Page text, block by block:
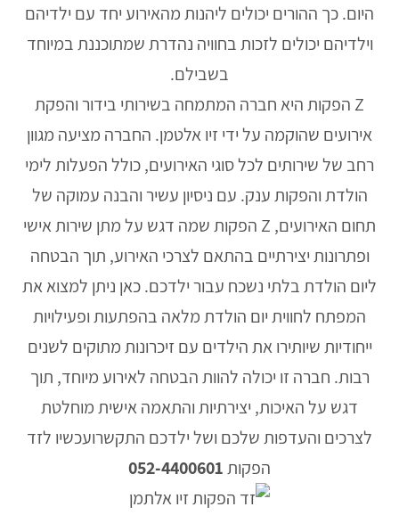
היום. כך ההורים יכולים ליהנות מהאירוע יחד עם ילדיהם
וילדיהם יכולים לזכות בחוויה נהדרת שמתוכננת במיוחד
בשבילם.
Z הפקות היא חברה המתמחה בשירותי בידור והפקת
אירועים שהוקמה על ידי זיו אלטמן. החברה מציעה מגוון
רחב של שירותים לכל סוגי האירועים, כולל הפעלות לימי
הולדת והפקות ענק. עם ניסיון עשיר והבנה עמוקה של
תחום האירועים, Z הפקות שמה דגש על מתן שירות אישי
ופתרונות יצירתיים בהתאם לצרכי האירוע, תוך הבטחה
ליום הולדת בלתי נשכח עבור ילדכם. כאן ניתן למצוא את
המפתח לחווית יום הולדת מלאה בהפתעות ופעילויות
ייחודיות שיותירו את הילדים עם זיכרונות מתוקים לשנים
רבות. חברה זו יכולה להוות הבטחה לאירוע מיוחד, תוך
דגש על האיכות, יצירתיות והתאמה אישית מוחלטת
לצרכים והעדפות שלכם ושל ילדכם התקשרועכשיו לזד
הפקות052-4400601